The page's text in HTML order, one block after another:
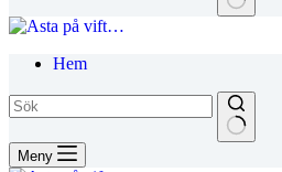
Hem
Meny